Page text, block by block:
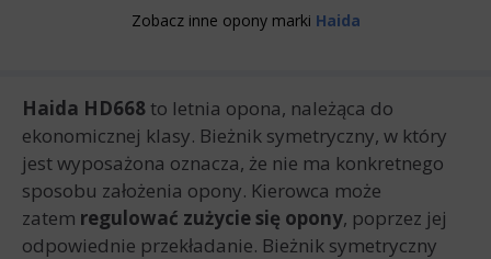
Zobacz inne opony marki Haida
Haida HD668 to letnia opona, należąca do
ekonomicznej klasy. Bieżnik symetryczny, w który
jest wyposażona oznacza, że nie ma konkretnego
sposobu założenia opony. Kierowca może
zatem regulować zużycie się opony, poprzez jej
odpowiednie przekładanie. Bieżnik symetryczny